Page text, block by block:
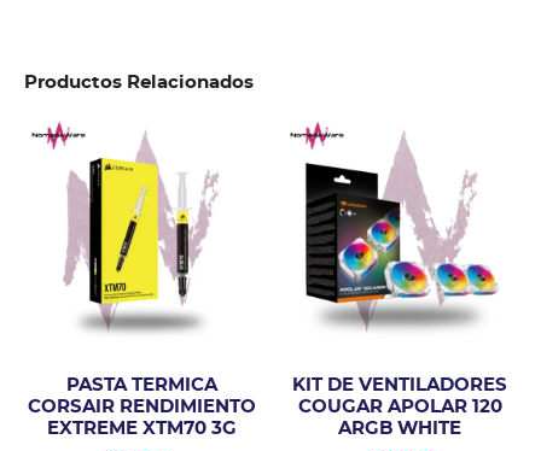
Productos Relacionados
PASTA TERMICA
CORSAIR RENDIMIENTO
EXTREME XTM70 3G
KIT DE VENTILADORES
COUGAR APOLAR 120
ARGB WHITE